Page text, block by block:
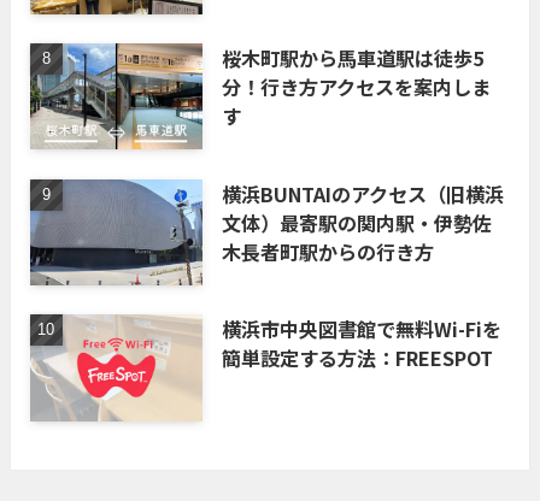
桜木町駅から馬車道駅は徒歩5
分！行き方アクセスを案内しま
す
横浜BUNTAIのアクセス（旧横浜
文体）最寄駅の関内駅・伊勢佐
木長者町駅からの行き方
横浜市中央図書館で無料Wi-Fiを
簡単設定する方法：FREESPOT